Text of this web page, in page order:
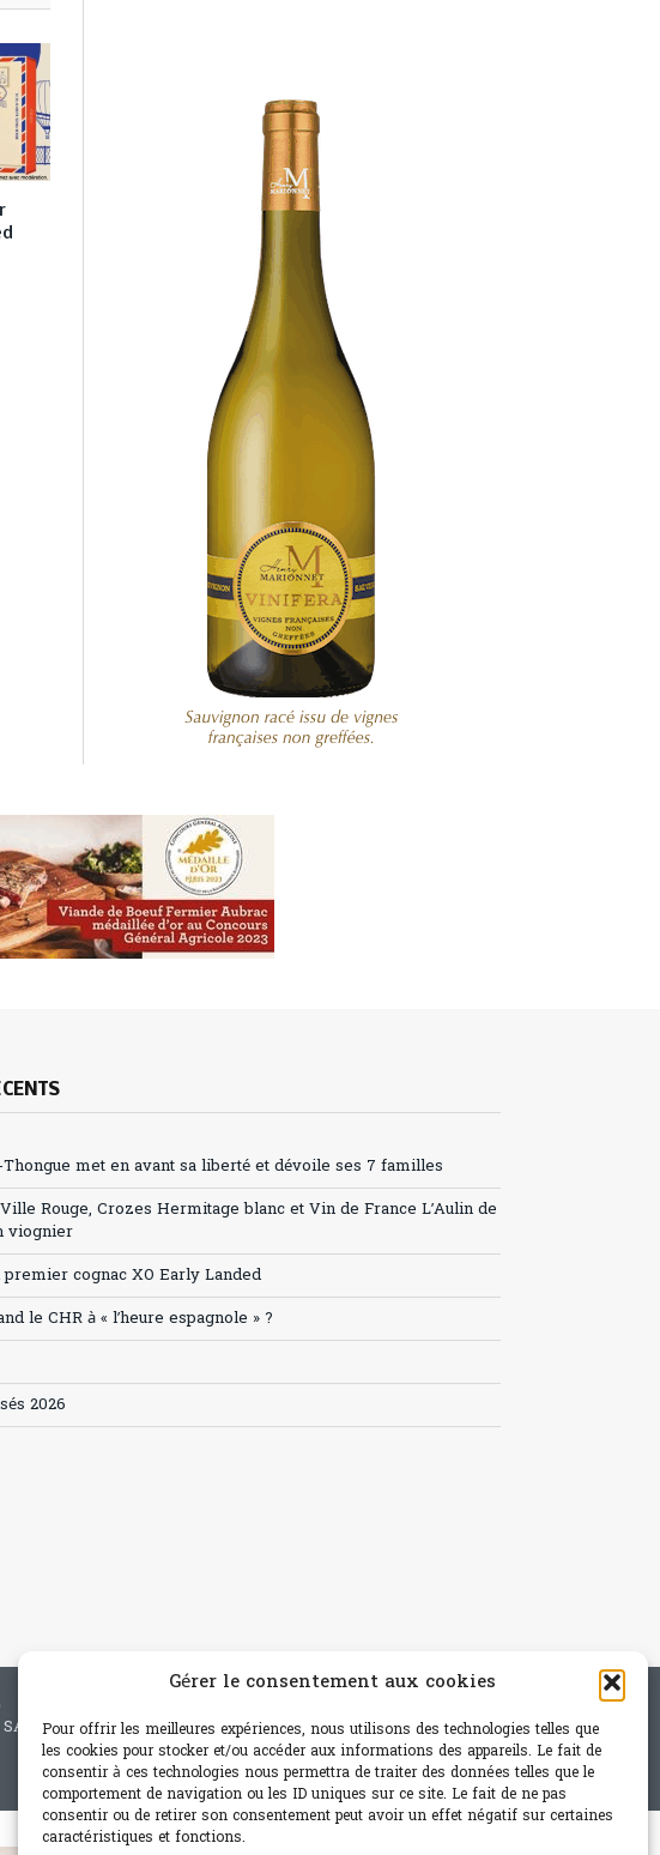
Gérer le consentement aux cookies
Pour offrir les meilleures expériences, nous utilisons des technologies telles que
les cookies pour stocker et/ou accéder aux informations des appareils. Le fait de
consentir à ces technologies nous permettra de traiter des données telles que le
comportement de navigation ou les ID uniques sur ce site. Le fait de ne pas
consentir ou de retirer son consentement peut avoir un effet négatif sur certaines
caractéristiques et fonctions.
Thongue met en avant sa liberté et dévoile ses 7 familles
Rouge, Crozes Hermitage blanc et Vin de France L’Aulin de
viognier
cognac XO Early Landed
le CHR à « l’heure espagnole » ?
2026
de Presse - mail: contact@paris-bistro.com